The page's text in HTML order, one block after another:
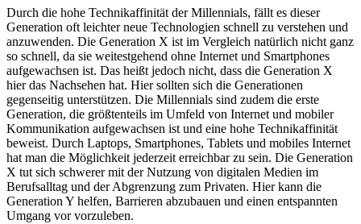
Durch die hohe Technikaffinität der Millennials, fällt es dieser
Generation oft leichter neue Technologien schnell zu verstehen und
anzuwenden. Die Generation X ist im Vergleich natürlich nicht ganz
so schnell, da sie weitestgehend ohne Internet und Smartphones
aufgewachsen ist. Das heißt jedoch nicht, dass die Generation X
hier das Nachsehen hat. Hier sollten sich die Generationen
gegenseitig unterstützen. Die Millennials sind zudem die erste
Generation, die größtenteils im Umfeld von Internet und mobiler
Kommunikation aufgewachsen ist und eine hohe Technikaffinität
beweist. Durch Laptops, Smartphones, Tablets und mobiles Internet
hat man die Möglichkeit jederzeit erreichbar zu sein. Die Generation
X tut sich schwerer mit der Nutzung von digitalen Medien im
Berufsalltag und der Abgrenzung zum Privaten. Hier kann die
Generation Y helfen, Barrieren abzubauen und einen entspannten
Umgang vor vorzuleben.